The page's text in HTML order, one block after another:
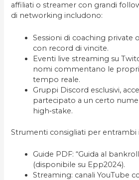
affiliati o streamer con grandi
di networking includono:
Sessioni di coaching private
con record di vincite.
Eventi live streaming su
nomi commentano le
tempo reale.
Gruppi Discord esclusivi,
partecipato a un certo
high‑stake.
Strumenti consigliati per entrambi
Guide PDF: “Guida al
(disponibile su Epp2024).
Streaming: canali YouTube